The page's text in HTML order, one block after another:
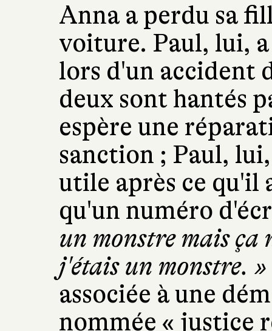
Anna a perdu sa
voiture. Paul, lui,
lors d'un accident
deux sont hantés
espère une
sanction ; Paul,
utile après ce qu'il
qu'un numéro
un monstre mais ça
j'étais un monstre. »
associée à une
nommée « justice